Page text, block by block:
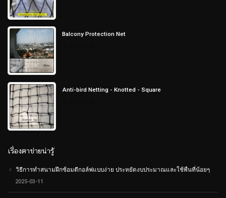
Balcony Protection Net
Anti-bird Netting - Knotted - Square
เรื่องตาข่ายน่ารู้
วิธีการทำสนามฝึกซ้อมตีกอล์ฟแบบง่าย ประหยัดงบประมาณและใช้พืนที่น้อยๆ
2025-03-11